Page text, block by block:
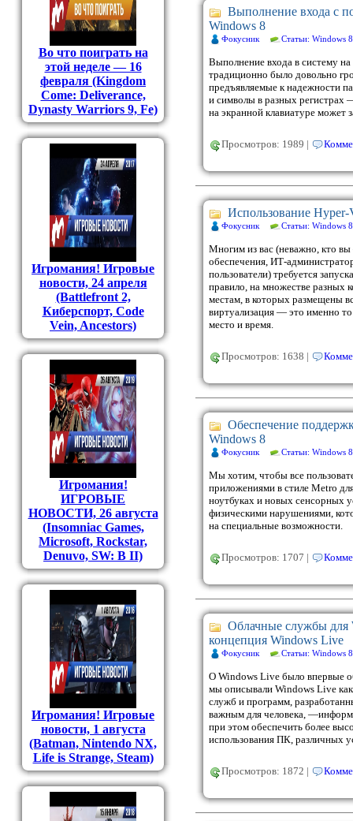
Во что поиграть на
этой неделе — 16
февраля (Kingdom
Come: Deliverance,
Dynasty Warriors 9, Fe)
Игромания! Игровые
новости, 24 апреля
(Battlefront 2,
Киберспорт, Code
Vein, Ancestors)
Игромания!
ИГРОВЫЕ
НОВОСТИ, 26 августа
(Insomniac Games,
Microsoft, Rockstar,
Denuvo, SW: B II)
Игромания! Игровые
новости, 1 августа
(Batman, Nintendo NX,
Life is Strange, Steam)
Выполнение входа с
Windows 8
Фокусник Статьи: Windows 8
Выполнение входа в систему
традиционно было довольно
предъявляемые к надежности
и символы в разных регистрах
на экранной клавиатуре может
Просмотров: 1989 |
Использование
Фокусник Статьи: Windows 8
Многим из вас (неважно, кто
обеспечения, ИТ-
пользователи) требуется
правило, на множестве разных
местам, в которых размещены
виртуализация — это именно
место и время.
Просмотров: 1638 |
Обеспечение
Windows 8
Фокусник Статьи: Windows 8
Мы хотим, чтобы все
приложениями в стиле Metro
ноутбуках и новых сенсорных
физическими нарушениями,
на специальные возможности.
Просмотров: 1707 |
Облачные службы для
концепция Windows Live
Фокусник Статьи: Windows 8
О Windows Live было впервые
мы описывали Windows Live
служб и программ,
важным для человека,
при этом обеспечить более
использования ПК, различных
Просмотров: 1872 |